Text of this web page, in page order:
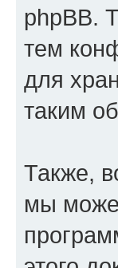
phpBB.
тем
для
таким
Также,
мы